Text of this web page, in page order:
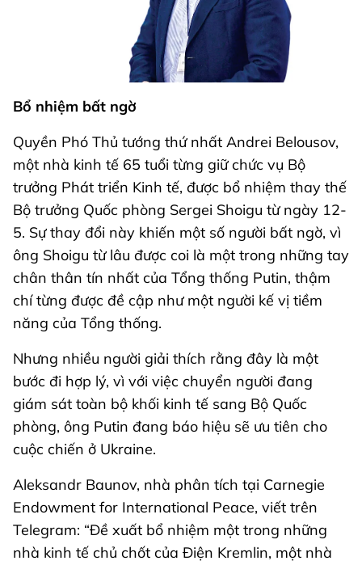
Bổ nhiệm bất ngờ
Quyền Phó Thủ tướng thứ nhất Andrei Belousov,
một nhà kinh tế 65 tuổi từng giữ chức vụ Bộ
trưởng Phát triển Kinh tế, được bổ nhiệm thay thế
Bộ trưởng Quốc phòng Sergei Shoigu từ ngày 12-
5. Sự thay đổi này khiến một số người bất ngờ, vì
ông Shoigu từ lâu được coi là một trong những tay
chân thân tín nhất của Tổng thống Putin, thậm
chí từng được đề cập như một người kế vị tiềm
năng của Tổng thống.
Nhưng nhiều người giải thích rằng đây là một
bước đi hợp lý, vì với việc chuyển người đang
giám sát toàn bộ khối kinh tế sang Bộ Quốc
phòng, ông Putin đang báo hiệu sẽ ưu tiên cho
cuộc chiến ở Ukraine.
Aleksandr Baunov, nhà phân tích tại Carnegie
Endowment for International Peace, viết trên
Telegram: “Đề xuất bổ nhiệm một trong những
nhà kinh tế chủ chốt của Điện Kremlin, một nhà